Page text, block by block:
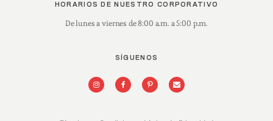
HORARIOS DE NUESTRO CORPORATIVO
De lunes a viernes de 8:00 a.m. a 5:00 p.m.
SÍGUENOS